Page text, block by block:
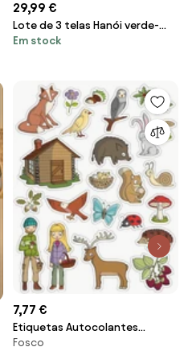
29,99 €
Lote de 3 telas Hanói verde-
salva
Em stock
7,77 €
Etiquetas Autocolantes
Bosque Removíveis 12f
Fosco